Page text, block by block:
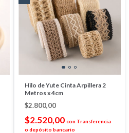
Hilo de Yute Cinta Arpillera 2
Metros x 4cm
$2.800,00
$2.520,00 con Transferencia
o depósito bancario